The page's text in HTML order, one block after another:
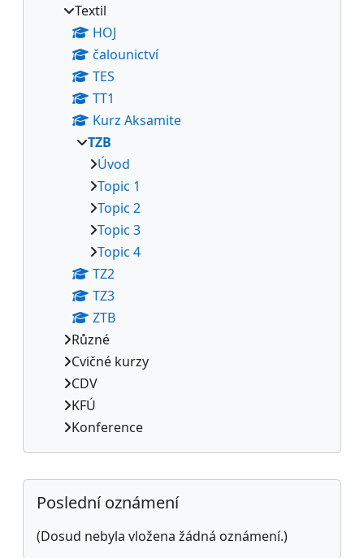
Textil
HOJ
čalounictví
TES
TT1
Kurz Aksamite
TZB
Úvod
Topic 1
Topic 2
Topic 3
Topic 4
TZ2
TZ3
ZTB
Různé
Cvičné kurzy
CDV
KFÚ
Konference
Doplňkové bloky
Přeskočit: Poslední oznámení
Poslední oznámení
(Dosud nebyla vložena žádná oznámení.)